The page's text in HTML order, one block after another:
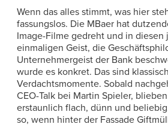
Wenn das alles stimmt, was hier
fassungslos. Die MBaer hat
Image-Filme gedreht und in diesen
einmaligen Geist, die
Unternehmergeist der Bank
wurde es konkret. Das sind
Verdachtsmomente. Sobald
CEO-Talk bei Martin Spieler,
erstaunlich flach, dünn und
so, wenn hinter der Fassade